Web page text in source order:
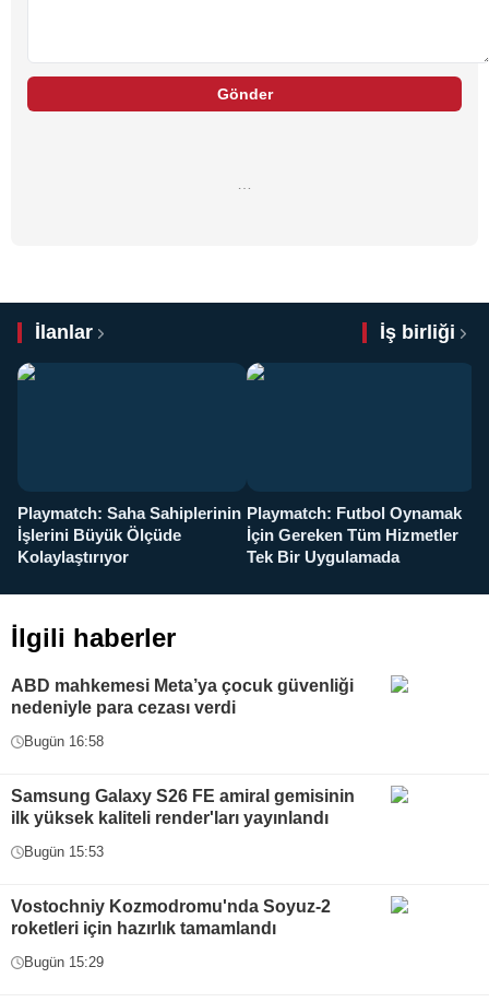
Gönder
…
İlanlar İş birliği
Playmatch: Saha Sahiplerinin
İşlerini Büyük Ölçüde
Kolaylaştırıyor
Playmatch: Futbol Oynamak
İçin Gereken Tüm Hizmetler
Tek Bir Uygulamada
İlgili haberler
ABD mahkemesi Meta’ya çocuk güvenliği
nedeniyle para cezası verdi
Bugün 16:58
Samsung Galaxy S26 FE amiral gemisinin
ilk yüksek kaliteli render'ları yayınlandı
Bugün 15:53
Vostochniy Kozmodromu'nda Soyuz-2
roketleri için hazırlık tamamlandı
Bugün 15:29